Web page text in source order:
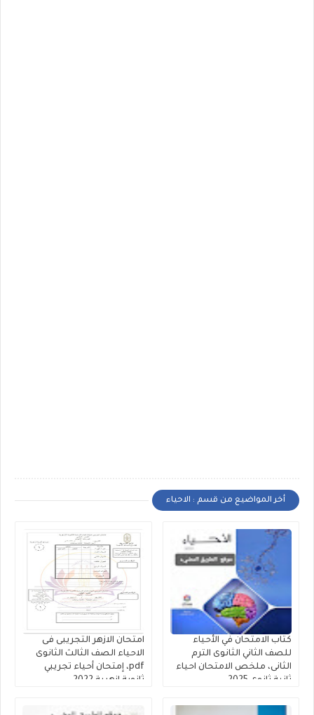
أخر المواضيع من قسم : الاحياء
كتاب الامتحان في الأحياء
للصف الثاني الثانوى الترم
الثانى، ملخص الامتحان احياء
ثانية ثانوى 2025
امتحان الازهر التجريبى فى
الاحياء الصف الثالث الثانوى
pdf، إمتحان أحياء تجريبي
ثانوية ازهرية 2022